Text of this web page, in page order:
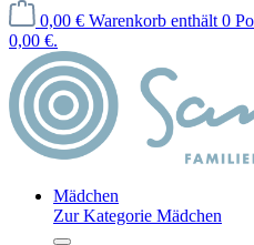
0,00 € Warenkorb enthält 0
0,00 €.
Mädchen
Zur Kategorie Mädchen